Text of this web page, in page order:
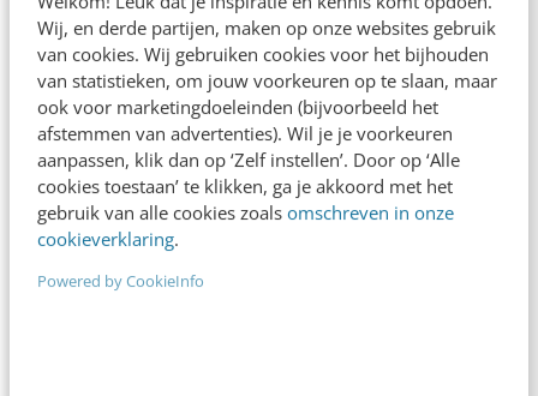
Wij, en derde partijen, maken op onze websites gebruik
van cookies. Wij gebruiken cookies voor het bijhouden
van statistieken, om jouw voorkeuren op te slaan, maar
ook voor marketingdoeleinden (bijvoorbeeld het
afstemmen van advertenties). Wil je je voorkeuren
aanpassen, klik dan op ‘Zelf instellen’. Door op ‘Alle
cookies toestaan’ te klikken, ga je akkoord met het
gebruik van alle cookies zoals omschreven in onze
cookieverklaring.
Powered by CookieInfo
ONLINE MASTERCLASS
De nieuwe SEO- & GEO-
spelregels
In 2,5 uur van Google-first naar AI-first: zo wordt je